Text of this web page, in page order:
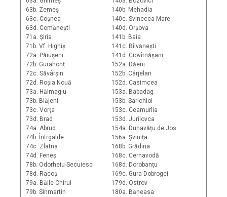
63b. Zemeș
63c. Coșnea
63d. Comănești
71a. Șiria
71b. Vf. Highiș
72a. Păiușeni
72b. Gurahonț
72c. Săvârșin
72d. Roșia Nouă
73a. Hălmagiu
73b. Blăjeni
73c. Vorța
73d. Brad
74a. Abrud
74b. Întrgalde
74c. Zlatna
74d. Feneș
78b. Odorheiu-Secuiesc
78d. Racoș
79a. Băile Chirui
79b. Sînmartin
140b. Mehadia
140c. Svinecea Mare
140d. Orșova
141b. Baia
141c. Bîlvănești
141d. Ciovîrnășani
152a. Dăeni
152b. Cârjelari
152d. Casimcea
153a. Babadag
153b. Sarichioi
153c. Ceamurlia
153d. Jurilovca
154a. Dunavățu de Jos
156a. Șvinița
168b. Grădina
168c. Cernavodă
168d. Dorobanțu
169c. Gura Dobrogei
179d. Ostrov
180a. Băneasa